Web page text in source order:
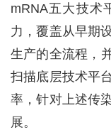
mRNA五大技术
力，覆盖从早期
生产的全流程，
扫描底层技术平
率，针对上述传
展。